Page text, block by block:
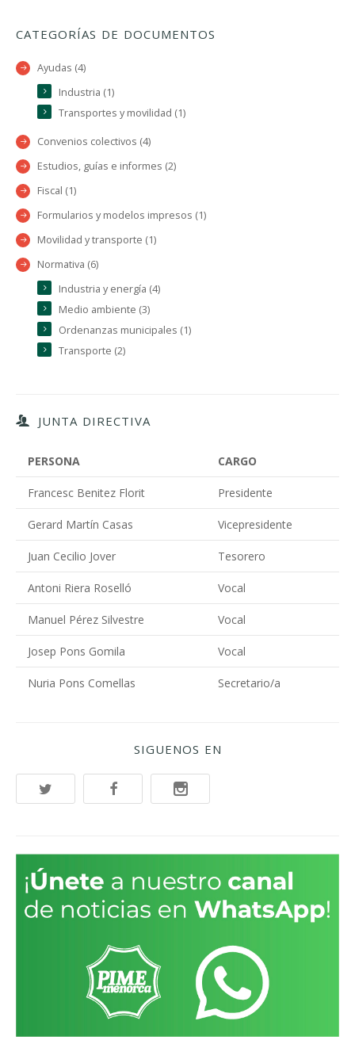
CATEGORÍAS DE DOCUMENTOS
Ayudas (4)
Industria (1)
Transportes y movilidad (1)
Convenios colectivos (4)
Estudios, guías e informes (2)
Fiscal (1)
Formularios y modelos impresos (1)
Movilidad y transporte (1)
Normativa (6)
Industria y energía (4)
Medio ambiente (3)
Ordenanzas municipales (1)
Transporte (2)
JUNTA DIRECTIVA
PERSONA CARGO
Francesc Benitez Florit Presidente
Gerard Martín Casas Vicepresidente
Juan Cecilio Jover Tesorero
Antoni Riera Roselló Vocal
Manuel Pérez Silvestre Vocal
Josep Pons Gomila Vocal
Nuria Pons Comellas Secretario/a
SIGUENOS EN